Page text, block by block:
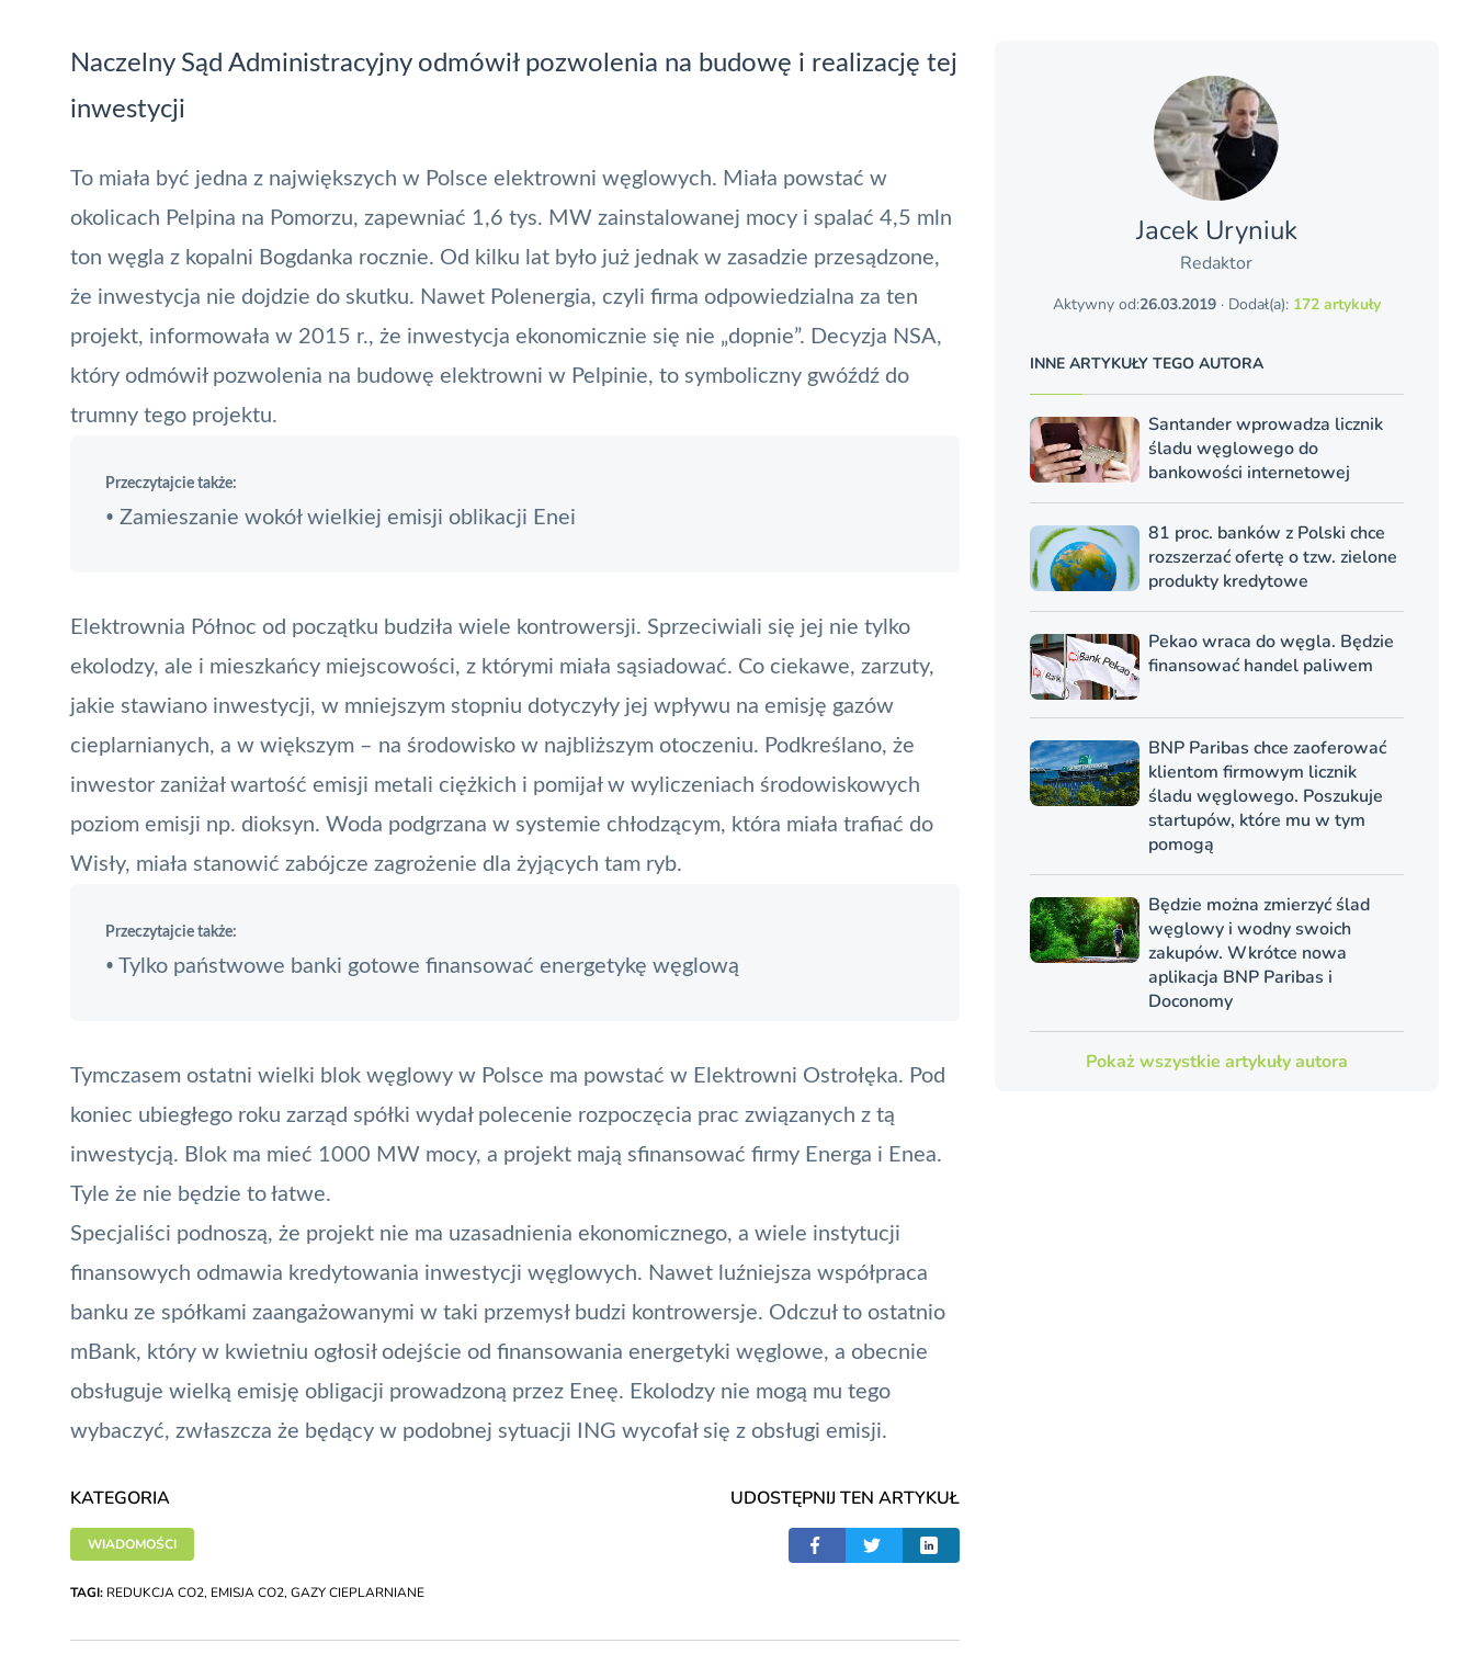
Naczelny Sąd Administracyjny odmówił pozwolenia na budowę i realizację tej
inwestycji
To miała być jedna z największych w Polsce elektrowni węglowych. Miała powstać w
okolicach Pelpina na Pomorzu, zapewniać 1,6 tys. MW zainstalowanej mocy i spalać 4,5 mln
ton węgla z kopalni Bogdanka rocznie. Od kilku lat było już jednak w zasadzie przesądzone,
że inwestycja nie dojdzie do skutku. Nawet Polenergia, czyli firma odpowiedzialna za ten
projekt, informowała w 2015 r., że inwestycja ekonomicznie się nie „dopnie”. Decyzja NSA,
który odmówił pozwolenia na budowę elektrowni w Pelpinie, to symboliczny gwóźdź do
trumny tego projektu.
Przeczytajcie także:
• Zamieszanie wokół wielkiej emisji oblikacji Enei
Elektrownia Północ od początku budziła wiele kontrowersji. Sprzeciwiali się jej nie tylko
ekolodzy, ale i mieszkańcy miejscowości, z którymi miała sąsiadować. Co ciekawe, zarzuty,
jakie stawiano inwestycji, w mniejszym stopniu dotyczyły jej wpływu na emisję gazów
cieplarnianych, a w większym – na środowisko w najbliższym otoczeniu. Podkreślano, że
inwestor zaniżał wartość emisji metali ciężkich i pomijał w wyliczeniach środowiskowych
poziom emisji np. dioksyn. Woda podgrzana w systemie chłodzącym, która miała trafiać do
Wisły, miała stanowić zabójcze zagrożenie dla żyjących tam ryb.
Przeczytajcie także:
• Tylko państwowe banki gotowe finansować energetykę węglową
Tymczasem ostatni wielki blok węglowy w Polsce ma powstać w Elektrowni Ostrołęka. Pod
koniec ubiegłego roku zarząd spółki wydał polecenie rozpoczęcia prac związanych z tą
inwestycją. Blok ma mieć 1000 MW mocy, a projekt mają sfinansować firmy Energa i Enea.
Tyle że nie będzie to łatwe.
Specjaliści podnoszą, że projekt nie ma uzasadnienia ekonomicznego, a wiele instytucji
finansowych odmawia kredytowania inwestycji węglowych. Nawet luźniejsza współpraca
banku ze spółkami zaangażowanymi w taki przemysł budzi kontrowersje. Odczuł to ostatnio
mBank, który w kwietniu ogłosił odejście od finansowania energetyki węglowe, a obecnie
obsługuje wielką emisję obligacji prowadzoną przez Eneę. Ekolodzy nie mogą mu tego
wybaczyć, zwłaszcza że będący w podobnej sytuacji ING wycofał się z obsługi emisji.
KATEGORIA
WIADOMOŚCI
UDOSTĘPNIJ TEN ARTYKUŁ
TAGI: REDUKCJA CO2, EMISJA CO2, GAZY CIEPLARNIANE
Jacek Uryniuk
Redaktor
Aktywny od:26.03.2019· Dodał(a): 172 artykuły
INNE ARTYKUŁY TEGO AUTORA
Santander wprowadza licznik
śladu węglowego do
bankowości internetowej
81 proc. banków z Polski chce
rozszerzać ofertę o tzw. zielone
produkty kredytowe
Pekao wraca do węgla. Będzie
finansować handel paliwem
BNP Paribas chce zaoferować
klientom firmowym licznik
śladu węglowego. Poszukuje
startupów, które mu w tym
pomogą
Będzie można zmierzyć ślad
węglowy i wodny swoich
zakupów. Wkrótce nowa
aplikacja BNP Paribas i
Doconomy
Pokaż wszystkie artykuły autora